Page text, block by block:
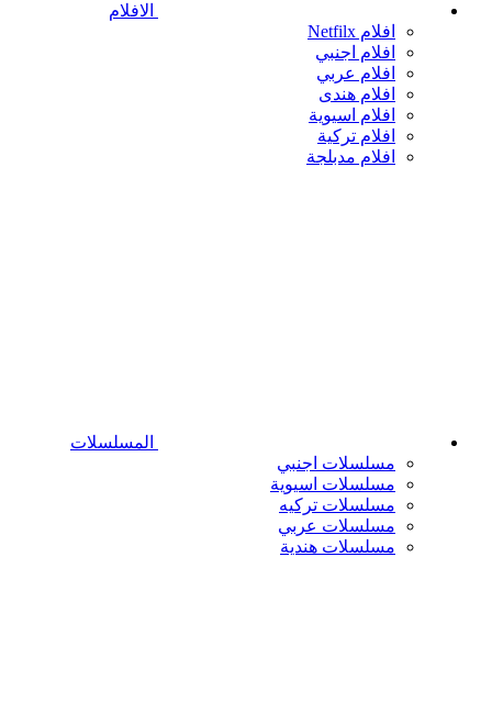
الافلام
افلام Netfilx
افلام اجنبي
افلام عربي
افلام هندى
افلام اسيوية
افلام تركية
افلام مدبلجة
المسلسلات
مسلسلات اجنبي
مسلسلات اسيوية
مسلسلات تركيه
مسلسلات عربي
مسلسلات هندية